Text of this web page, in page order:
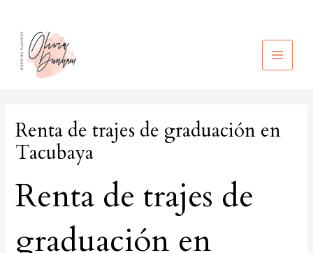
contenido
MAIN
Renta de trajes de graduación en
Tacubaya
Renta de trajes de
graduación en